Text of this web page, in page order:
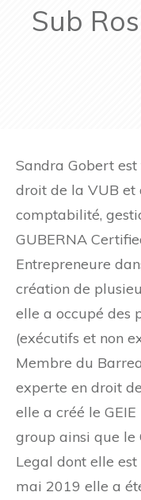
Sub
Sandra Gobert
droit de la VUB et
comptabilité,
GUBERNA
Entrepreneure
création de
elle a occupé des
(exécutifs et non
Membre du
experte en droit
elle a créé le
group ainsi que le
Legal dont elle est
mai 2019 elle a